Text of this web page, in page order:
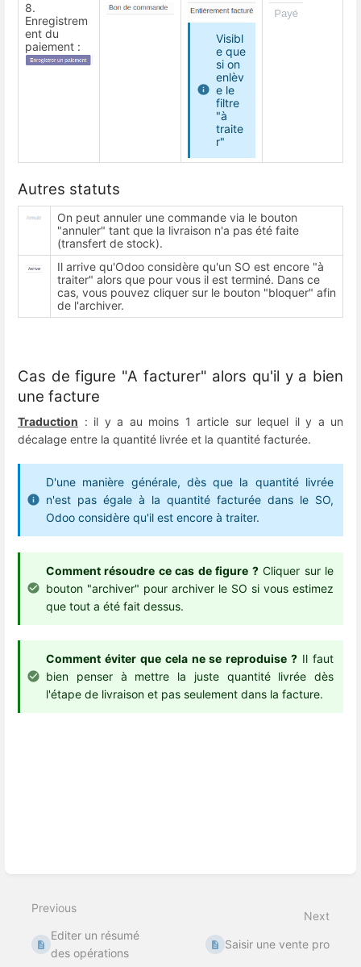
8.
Enregistrem
ent du
paiement :
Visibl
e que
si on
enlèv
e le
filtre
"à
traite
r"
Autres statuts
On peut annuler une commande via le bouton
"annuler" tant que la livraison n'a pas été faite
(transfert de stock).
Il arrive qu'Odoo considère qu'un SO est encore "à
traiter" alors que pour vous il est terminé. Dans ce
cas, vous pouvez cliquer sur le bouton "bloquer" afin
de l'archiver.
Cas de figure "A facturer" alors qu'il y a bien
une facture
Traduction : il y a au moins 1 article sur lequel il y a un
décalage entre la quantité livrée et la quantité facturée.
D'une manière générale, dès que la quantité livrée
n'est pas égale à la quantité facturée dans le SO,
Odoo considère qu'il est encore à traiter.
Comment résoudre ce cas de figure ?Cliquer sur le
bouton "archiver" pour archiver le SO si vous estimez
que tout a été fait dessus.
Comment éviter que cela ne se reproduise ? Il faut
bien penser à mettre la juste quantité livrée dès
l'étape de livraison et pas seulement dans la facture.
mode
Previous
Editer un résumé
des opérations
Next
Saisir une vente pro